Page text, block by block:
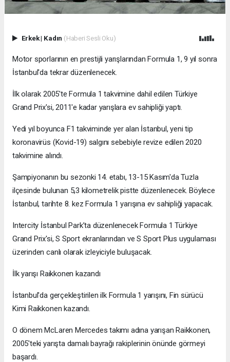
Erkek| Kadın (Haberi Sesli Oku)
Motor sporlarının en prestijli yarışlarından Formula 1, 9 yıl sonra
İstanbul'da tekrar düzenlenecek.
İlk olarak 2005'te Formula 1 takvimine dahil edilen Türkiye
Grand Prix'si, 2011'e kadar yarışlara ev sahipliği yaptı.
Yedi yıl boyunca F1 takviminde yer alan İstanbul, yeni tip
koronavirüs (Kovid-19) salgını sebebiyle revize edilen 2020
takvimine alındı.
Şampiyonanın bu sezonki 14. etabı, 13-15 Kasım'da Tuzla
ilçesinde bulunan 5,3 kilometrelik pistte düzenlenecek. Böylece
İstanbul, tarihte 8. kez Formula 1 yarışına ev sahipliği yapacak.
Intercity İstanbul Park’ta düzenlenecek Formula 1 Türkiye
Grand Prix'si, S Sport ekranlarından ve S Sport Plus uygulaması
üzerinden canlı olarak izleyiciyle buluşacak.
İlk yarışı Raikkonen kazandı
İstanbul'da gerçekleştirilen ilk Formula 1 yarışını, Fin sürücü
Kimi Raikkonen kazandı.
O dönem McLaren Mercedes takımı adına yarışan Raikkonen,
2005'teki yarışta damalı bayrağı rakiplerinin önünde görmeyi
başardı.